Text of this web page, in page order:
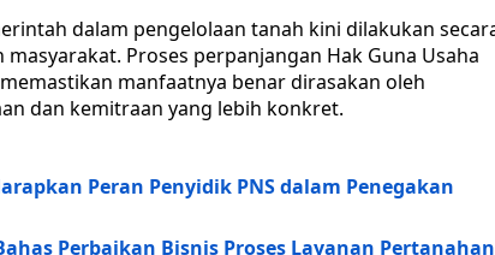
dalam pengelolaan tanah kini dilakukan
Proses perpanjangan Hak Guna Usaha
manfaatnya benar dirasakan oleh
dan kemitraan yang lebih konkret.
Peran Penyidik PNS dalam Penegakan
Perbaikan Bisnis Proses Layanan Pertanahan